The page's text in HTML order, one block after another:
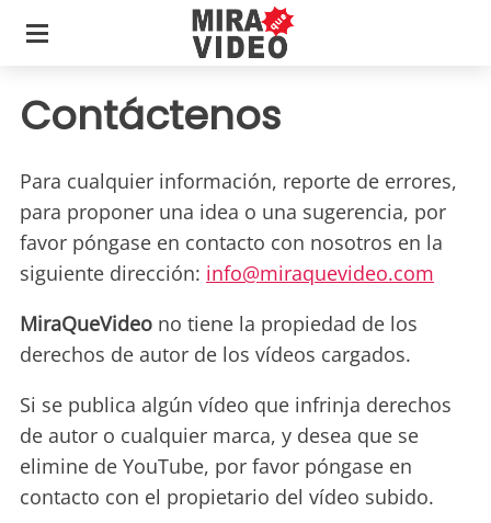
Contáctenos
Para cualquier información, reporte de errores,
para proponer una idea o una sugerencia, por
favor póngase en contacto con nosotros en la
siguiente dirección: info@miraquevideo.com
MiraQueVideo no tiene la propiedad de los
derechos de autor de los vídeos cargados.
Si se publica algún vídeo que infrinja derechos
de autor o cualquier marca, y desea que se
elimine de YouTube, por favor póngase en
contacto con el propietario del vídeo subido.